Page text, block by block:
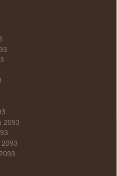
2093